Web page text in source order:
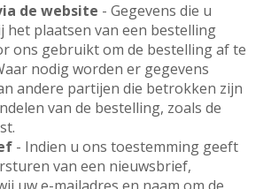
de website - Gegevens die u
het plaatsen van een bestelling
ons gebruikt om de bestelling af te
nodig worden er gegevens
andere partijen die betrokken zijn
van de bestelling, zoals de
- Indien u ons toestemming geeft
van een nieuwsbrief,